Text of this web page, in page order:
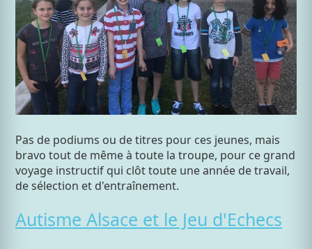
Pas de podiums ou de titres pour ces jeunes, mais
bravo tout de même à toute la troupe, pour ce grand
voyage instructif qui clôt toute une année de travail,
de sélection et d'entraînement.
Autisme Alsace et le Jeu d'Echecs